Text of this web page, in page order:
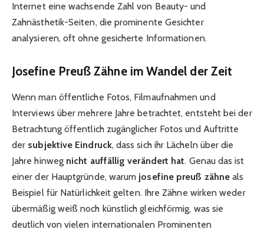
Internet eine wachsende Zahl von Beauty- und
Zahnästhetik-Seiten, die prominente Gesichter
analysieren, oft ohne gesicherte Informationen.
Josefine Preuß Zähne im Wandel der Zeit
Wenn man öffentliche Fotos, Filmaufnahmen und
Interviews über mehrere Jahre betrachtet, entsteht bei der
Betrachtung öffentlich zugänglicher Fotos und Auftritte
der subjektive Eindruck, dass sich ihr Lächeln über die
Jahre hinweg nicht auffällig verändert hat. Genau das ist
einer der Hauptgründe, warum josefine preuß zähneals
Beispiel für Natürlichkeit gelten. Ihre Zähne wirken weder
übermäßig weiß noch künstlich gleichförmig, was sie
deutlich von vielen internationalen Prominenten